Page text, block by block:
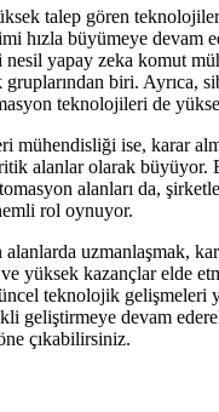
talep gören
hızla büyümeye devam
nesil yapay zeka komut
gruplarından biri. Ayrıca,
teknolojileri de
mühendisliği ise, karar
alanlar olarak büyüyor.
alanları da,
rol oynuyor.
alanlarda uzmanlaşmak,
yüksek kazançlar elde
teknolojik gelişmeleri
geliştirmeye devam
çıkabilirsiniz.